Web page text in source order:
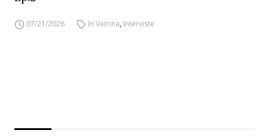
07/21/2026 In Vetrina, Interviste